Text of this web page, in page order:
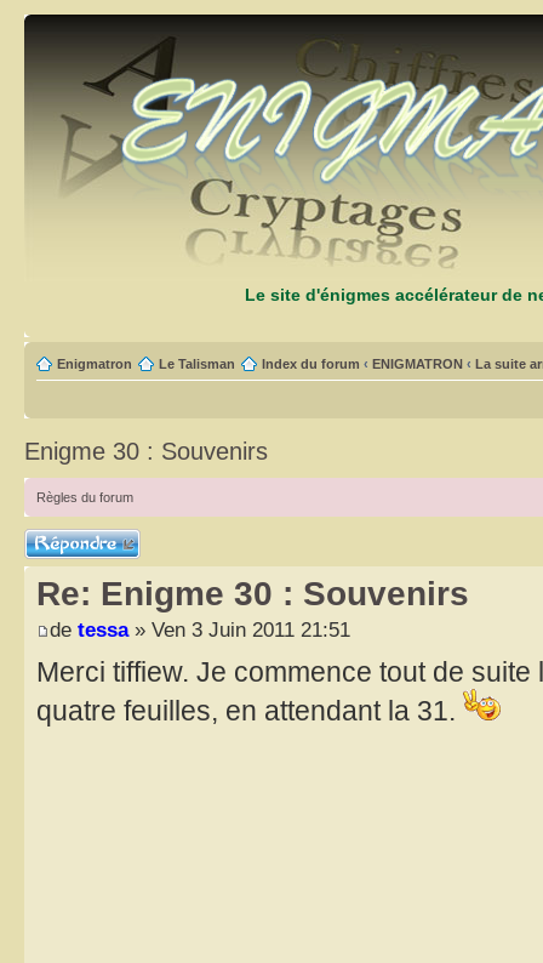
Le site d'énigmes accélérateur de
Enigmatron Le Talisman Index du forum ‹ ENIGMATRON ‹ La suite
Enigme 30 : Souvenirs
Règles du forum
Répondre
Re: Enigme 30 : Souvenirs
de tessa» Ven 3 Juin 2011 21:51
Merci tiffiew. Je commence tout de
quatre feuilles, en attendant la 31.